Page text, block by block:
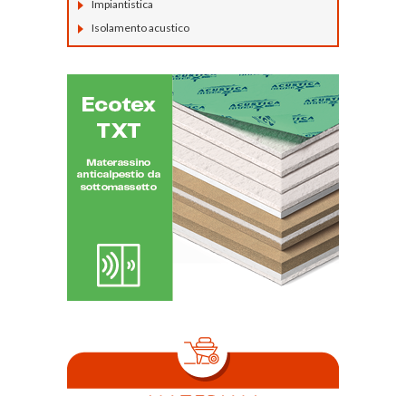
Impiantistica
Isolamento acustico